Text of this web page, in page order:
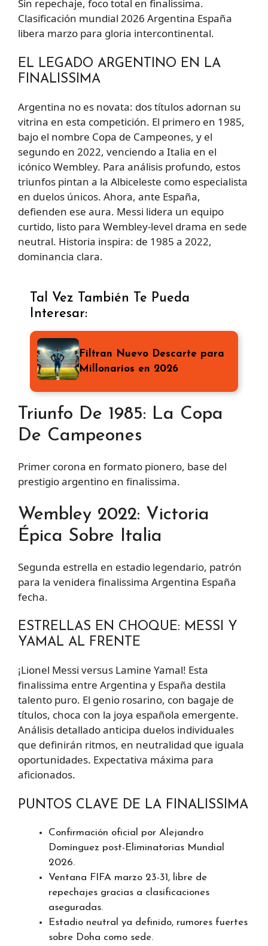
Sin repechaje, foco total en finalissima.
Clasificación mundial 2026 Argentina España
libera marzo para gloria intercontinental.
EL LEGADO ARGENTINO EN LA
FINALISSIMA
Argentina no es novata: dos títulos adornan su
vitrina en esta competición. El primero en 1985,
bajo el nombre Copa de Campeones, y el
segundo en 2022, venciendo a Italia en el
icónico Wembley. Para análisis profundo, estos
triunfos pintan a la Albiceleste como especialista
en duelos únicos. Ahora, ante España,
defienden ese aura. Messi lidera un equipo
curtido, listo para Wembley-level drama en sede
neutral. Historia inspira: de 1985 a 2022,
dominancia clara.
Tal Vez También Te Pueda
Interesar:
Filtran Nuevo Descarte para
Millonarios en 2026
Triunfo De 1985: La Copa
De Campeones
Primer corona en formato pionero, base del
prestigio argentino en finalissima.
Wembley 2022: Victoria
Épica Sobre Italia
Segunda estrella en estadio legendario, patrón
para la venidera finalissima Argentina España
fecha.
ESTRELLAS EN CHOQUE: MESSI Y
YAMAL AL FRENTE
¡Lionel Messi versus Lamine Yamal! Esta
finalissima entre Argentina y España destila
talento puro. El genio rosarino, con bagaje de
títulos, choca con la joya española emergente.
Análisis detallado anticipa duelos individuales
que definirán ritmos, en neutralidad que iguala
oportunidades. Expectativa máxima para
aficionados.
PUNTOS CLAVE DE LA FINALISSIMA
Confirmación oficial por Alejandro
Domínguez post-Eliminatorias Mundial
2026.
Ventana FIFA marzo 23-31, libre de
repechajes gracias a clasificaciones
aseguradas.
Estadio neutral ya definido, rumores fuertes
sobre Doha como sede.